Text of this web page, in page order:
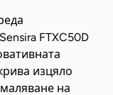
FTXC50D
изцяло
на